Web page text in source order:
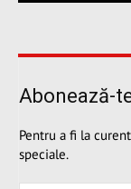
Abonează-
Pentru a fi la
speciale.